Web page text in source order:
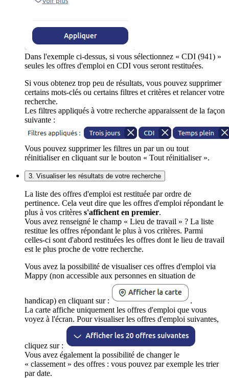
Dans l'exemple ci-dessus, si vous sélectionnez « CDI (941) »
seules les offres d'emploi en CDI vous seront restituées.
Si vous obtenez trop peu de résultats, vous pouvez supprimer
certains mots-clés ou certains filtres et critères et relancer votre
recherche.
Les filtres appliqués à votre recherche apparaissent de la façon
suivante :
Vous pouvez supprimer les filtres un par un ou tout
réinitialiser en cliquant sur le bouton « Tout réinitialiser ».
3. Visualiser les résultats de votre recherche
La liste des offres d'emploi est restituée par ordre de
pertinence. Cela veut dire que les offres d'emploi répondant le
plus à vos critères s'affichent en premier.
Vous avez renseigné le champ « Lieu de travail » ? La liste
restitue les offres répondant le plus à vos critères. Parmi
celles-ci sont d'abord restituées les offres dont le lieu de travail
est le plus proche de votre recherche.
Vous avez la possibilité de visualiser ces offres d'emploi via
Mappy (non accessible aux personnes en situation de
handicap) en cliquant sur :
.
La carte affiche uniquement les offres d'emploi que vous
voyez à l'écran. Pour visualiser les offres d'emploi suivantes,
cliquez sur :
Vous avez également la possibilité de changer le
« classement » des offres : vous pouvez par exemple les trier
par date.